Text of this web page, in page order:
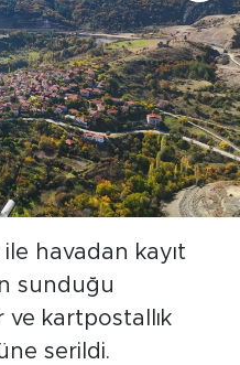
havadan kayıt
sunduğu
kartpostallık
serildi.